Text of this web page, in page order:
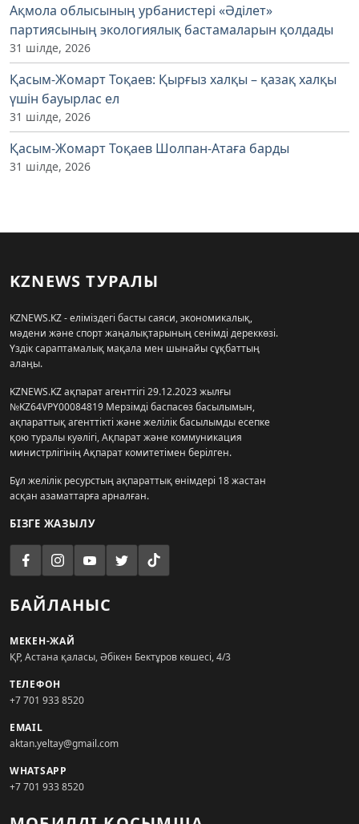
Ақмола облысының урбанистері «Әділет»
партиясының экологиялық бастамаларын қолдады
31 шілде, 2026
Қасым-Жомарт Тоқаев: Қырғыз халқы – қазақ халқы
үшін бауырлас ел
31 шілде, 2026
Қасым-Жомарт Тоқаев Шолпан-Атаға барды
31 шілде, 2026
KZNEWS ТУРАЛЫ
KZNEWS.KZ - еліміздегі басты саяси, экономикалық,
мәдени және спорт жаңалықтарының сенімді дереккөзі.
Үздік сараптамалық мақала мен шынайы сұқбаттың
алаңы.
KZNEWS.KZ ақпарат агенттігі 29.12.2023 жылғы
№KZ64VPY00084819 Мерзімді баспасөз басылымын,
ақпараттық агенттікті және желілік басылымды есепке
қою туралы куәлігі, Ақпарат және коммуникация
министрлігінің Ақпарат комитетімен берілген.
Бұл желілік ресурстың ақпараттық өнімдері 18 жастан
асқан азаматтарға арналған.
БІЗГЕ ЖАЗЫЛУ
БАЙЛАНЫС
МЕКЕН-ЖАЙ
ҚР, Астана қаласы, Әбікен Бектұров көшесі, 4/3
ТЕЛЕФОН
+7 701 933 8520
EMAIL
aktan.yeltay@gmail.com
WHATSAPP
+7 701 933 8520